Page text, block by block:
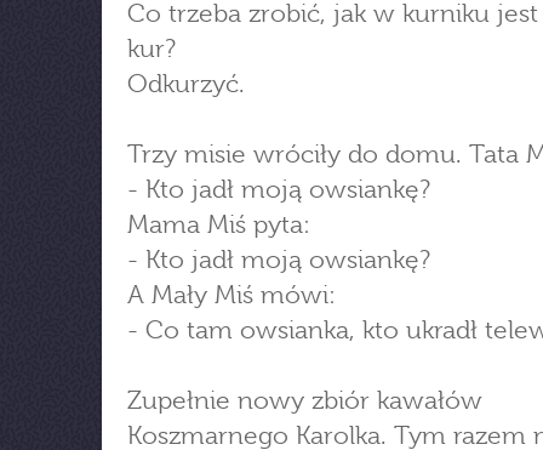
Co trzeba zrobić, jak w kurniku
kur?
Odkurzyć.
Trzy misie wróciły do domu. Tata
- Kto jadł moją owsiankę?
Mama Miś pyta:
- Kto jadł moją owsiankę?
A Mały Miś mówi:
- Co tam owsianka, kto ukradł
Zupełnie nowy zbiór kawałów
Koszmarnego Karolka. Tym razem